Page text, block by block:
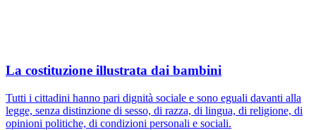
La costituzione illustrata dai bambini
Tutti i cittadini hanno pari dignità sociale e sono eguali davanti alla
legge, senza distinzione di sesso, di razza, di lingua, di religione, di
opinioni politiche, di condizioni personali e sociali.